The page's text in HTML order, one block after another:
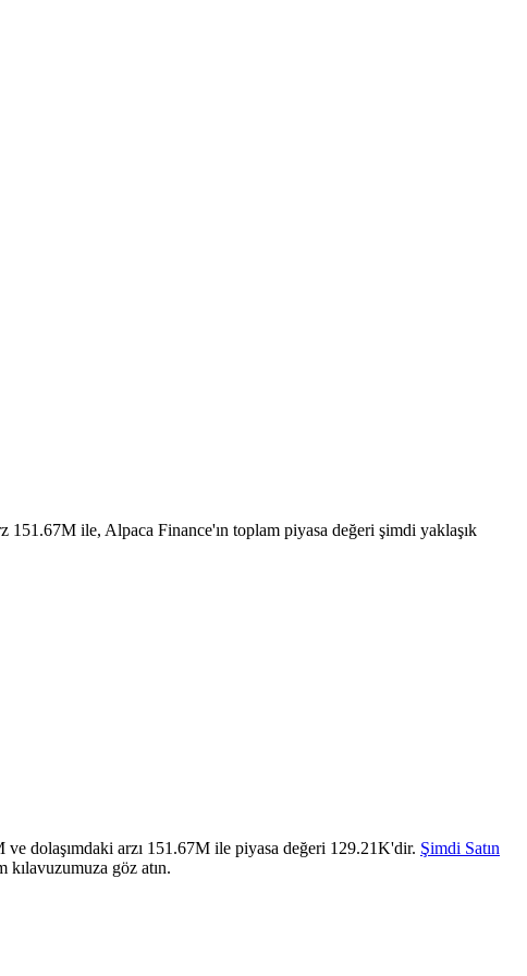
151.67M ile, Alpaca Finance'ın toplam piyasa değeri şimdi yaklaşık
dolaşımdaki arzı 151.67M ile piyasa değeri 129.21K'dir. Şimdi Satın
göz atın.